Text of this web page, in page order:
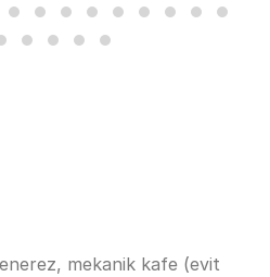
mekanik kafe (evit